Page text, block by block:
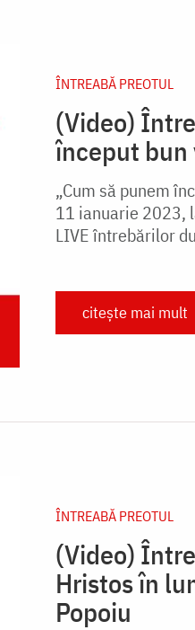
ÎNTREABĂ PREOTUL
(Video)
început bun
„Cum să punem
11 ianuarie 2023,
LIVE întrebărilor
citește mai mult
ÎNTREABĂ PREOTUL
(Video)
Hristos în
Popoiu